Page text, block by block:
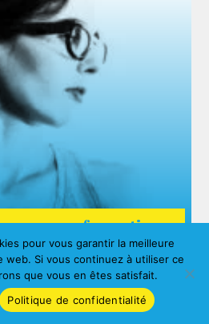
ARDA
ALBERNY
nos formations
pour vous garantir la meilleure
Si vous continuez à utiliser ce
que vous en êtes satisfait.
Politique de confidentialité